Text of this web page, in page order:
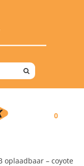
0
oplaadbaar – coyote